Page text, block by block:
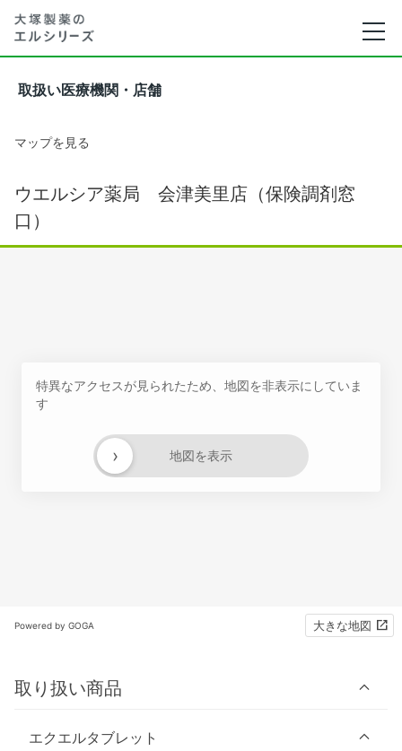
取扱い医療機関・店舗
マップを見る
ウエルシア薬局 会津美里店（保険調剤窓
口）
特異なアクセスが見られたため、地図を非表示にしていま
す
地図を表示
›
Powered by GOGA 大きな地図
取り扱い商品
エクエルタブレット